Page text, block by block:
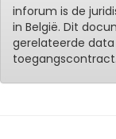
inforum is de
in België. Dit
gerelateerde
toegangscontract.